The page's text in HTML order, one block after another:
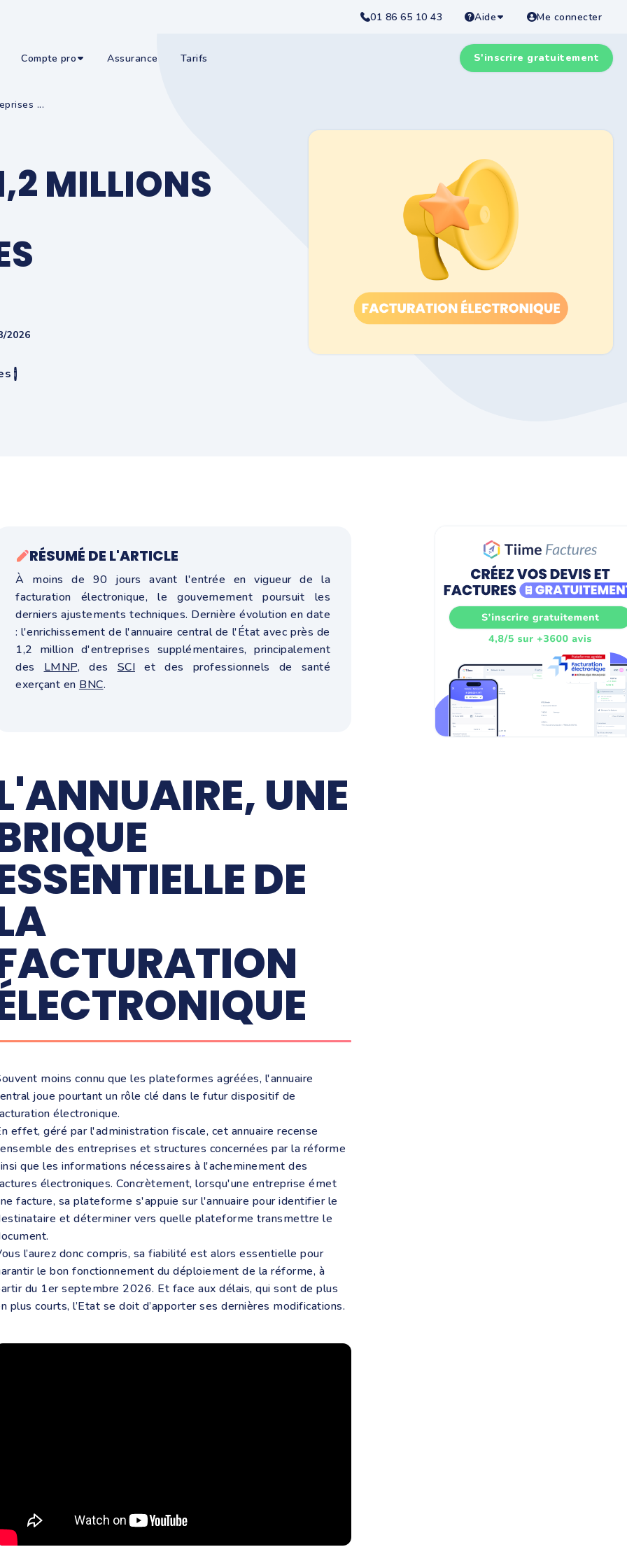
01 86 65 10 43 Aide Me connecter
Compte pro Assurance Tarifs S'inscrire gratuitement
...
MILLIONS
2026
i
RÉSUMÉ DE L'ARTICLE
À moins de 90 jours avant l'entrée en vigueur de la
facturation électronique, le gouvernement poursuit les
derniers ajustements techniques. Dernière évolution en date
: l'enrichissement de l'annuaire central de l'État avec près de
1,2 million d'entreprises supplémentaires, principalement
des LMNP, des SCI et des professionnels de santé
exerçant en BNC.
UNE
DE
moins connu que les plateformes agréées, l'annuaire
joue pourtant un rôle clé dans le futur dispositif de
électronique.
effet, géré par l'administration fiscale, cet annuaire recense
des entreprises et structures concernées par la réforme
que les informations nécessaires à l'acheminement des
électroniques. Concrètement, lorsqu'une entreprise émet
facture, sa plateforme s'appuie sur l'annuaire pour identifier le
et déterminer vers quelle plateforme transmettre le
l’aurez donc compris, sa fiabilité est alors essentielle pour
le bon fonctionnement du déploiement de la réforme, à
du 1er septembre 2026. Et face aux délais, qui sont de plus
plus courts, l’Etat se doit d’apporter ses dernières modifications.